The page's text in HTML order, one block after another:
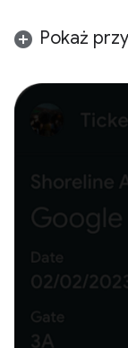
Pokaż